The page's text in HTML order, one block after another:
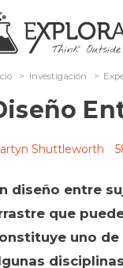
> Investigación >
Shuttleworth
diseño entre
que
uno